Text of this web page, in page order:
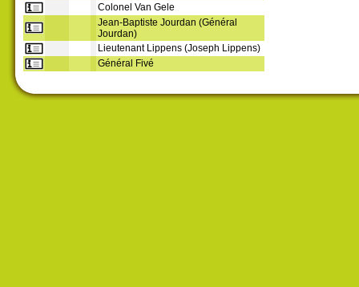
Colonel Van Gele
Jean-Baptiste Jourdan (Général
Jourdan)
Lieutenant Lippens (Joseph Lippens)
Général Fivé